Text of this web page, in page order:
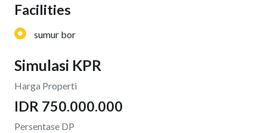
Facilities
sumur bor
Simulasi KPR
Harga Properti
IDR 750.000.000
Persentase DP